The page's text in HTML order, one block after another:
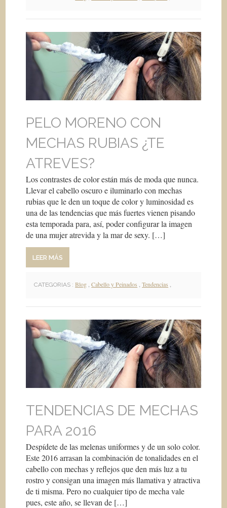
PELO MORENO CON
MECHAS RUBIAS ¿TE
ATREVES?
Los contrastes de color están más de moda que nunca.
Llevar el cabello oscuro e iluminarlo con mechas
rubias que le den un toque de color y luminosidad es
una de las tendencias que más fuertes vienen pisando
esta temporada para, así, poder configurar la imagen
de una mujer atrevida y la mar de sexy. […]
LEER MÁS
CATEGORIAS : Blog ,Cabello y Peinados ,Tendencias ,
TENDENCIAS DE MECHAS
PARA 2016
Despídete de las melenas uniformes y de un solo color.
Este 2016 arrasan la combinación de tonalidades en el
cabello con mechas y reflejos que den más luz a tu
rostro y consigan una imagen más llamativa y atractiva
de ti misma. Pero no cualquier tipo de mecha vale
pues, este año, se llevan de […]